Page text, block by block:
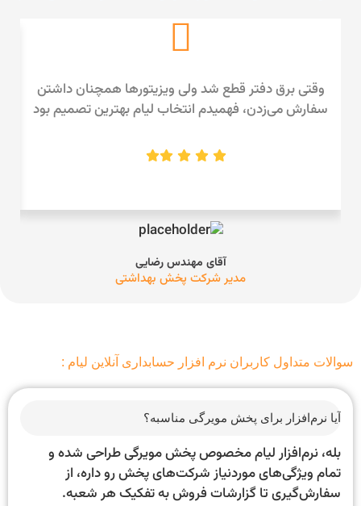
آقای مهندس رضایی
مدیر شرکت پخش بهداشتی
وقتی برق دفتر قطع شد ولی ویزیتورها همچنان داشتن
سفارش می‌زدن، فهمیدم انتخاب لیام بهترین تصمیم بود
سوالات متداول کاربران نرم افزار حسابداری آنلاین لیام :
آیا نرم‌افزار برای پخش مویرگی مناسبه؟
بله، نرم‌افزار لیام مخصوص پخش مویرگی طراحی شده و
تمام ویژگی‌های موردنیاز شرکت‌های پخش رو داره، از
سفارش‌گیری تا گزارشات فروش به تفکیک هر شعبه.